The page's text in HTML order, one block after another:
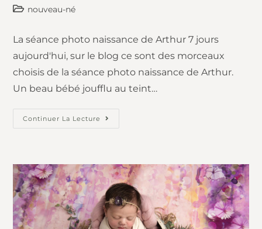
nouveau-né
La séance photo naissance de Arthur 7 jours
aujourd'hui, sur le blog ce sont des morceaux
choisis de la séance photo naissance de Arthur.
Un beau bébé joufflu au teint…
Continuer La Lecture